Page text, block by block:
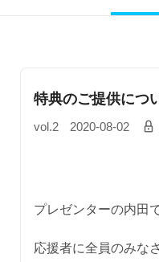
特典のご提供につ
vol.2 2020-08-02
プレゼンターの内田
応援者に全員のみな